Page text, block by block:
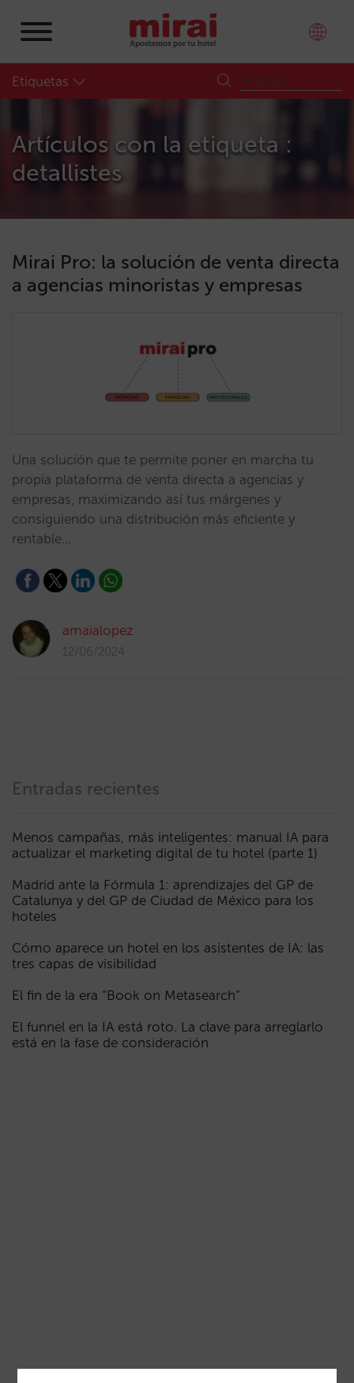
Etiquetas
Artículos con la etiqueta :
detallistes
Mirai Pro: la solución de venta directa
a agencias minoristas y empresas
Una solución que te permite poner en marcha tu
propia plataforma de venta directa a agencias y
empresas, maximizando así tus márgenes y
consiguiendo una distribución más eficiente y
rentable…
amaialopez
12/06/2024
Entradas recientes
Menos campañas, más inteligentes: manual IA para
actualizar el marketing digital de tu hotel (parte 1)
Madrid ante la Fórmula 1: aprendizajes del GP de
Catalunya y del GP de Ciudad de México para los
hoteles
Cómo aparece un hotel en los asistentes de IA: las
tres capas de visibilidad
El fin de la era “Book on Metasearch”
El funnel en la IA está roto. La clave para arreglarlo
está en la fase de consideración